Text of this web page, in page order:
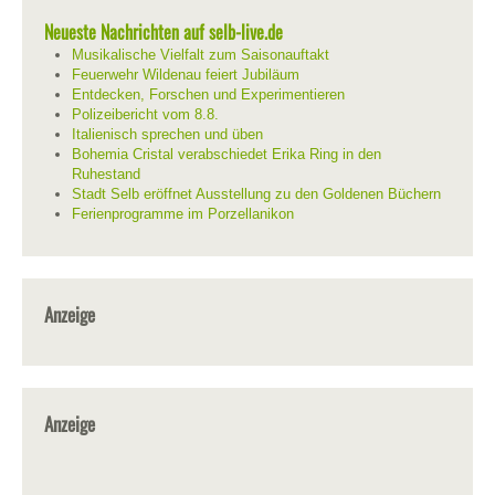
Neueste Nachrichten auf selb-live.de
Musikalische Vielfalt zum Saisonauftakt
Feuerwehr Wildenau feiert Jubiläum
Entdecken, Forschen und Experimentieren
Polizeibericht vom 8.8.
Italienisch sprechen und üben
Bohemia Cristal verabschiedet Erika Ring in den
Ruhestand
Stadt Selb eröffnet Ausstellung zu den Goldenen Büchern
Ferienprogramme im Porzellanikon
Anzeige
Anzeige